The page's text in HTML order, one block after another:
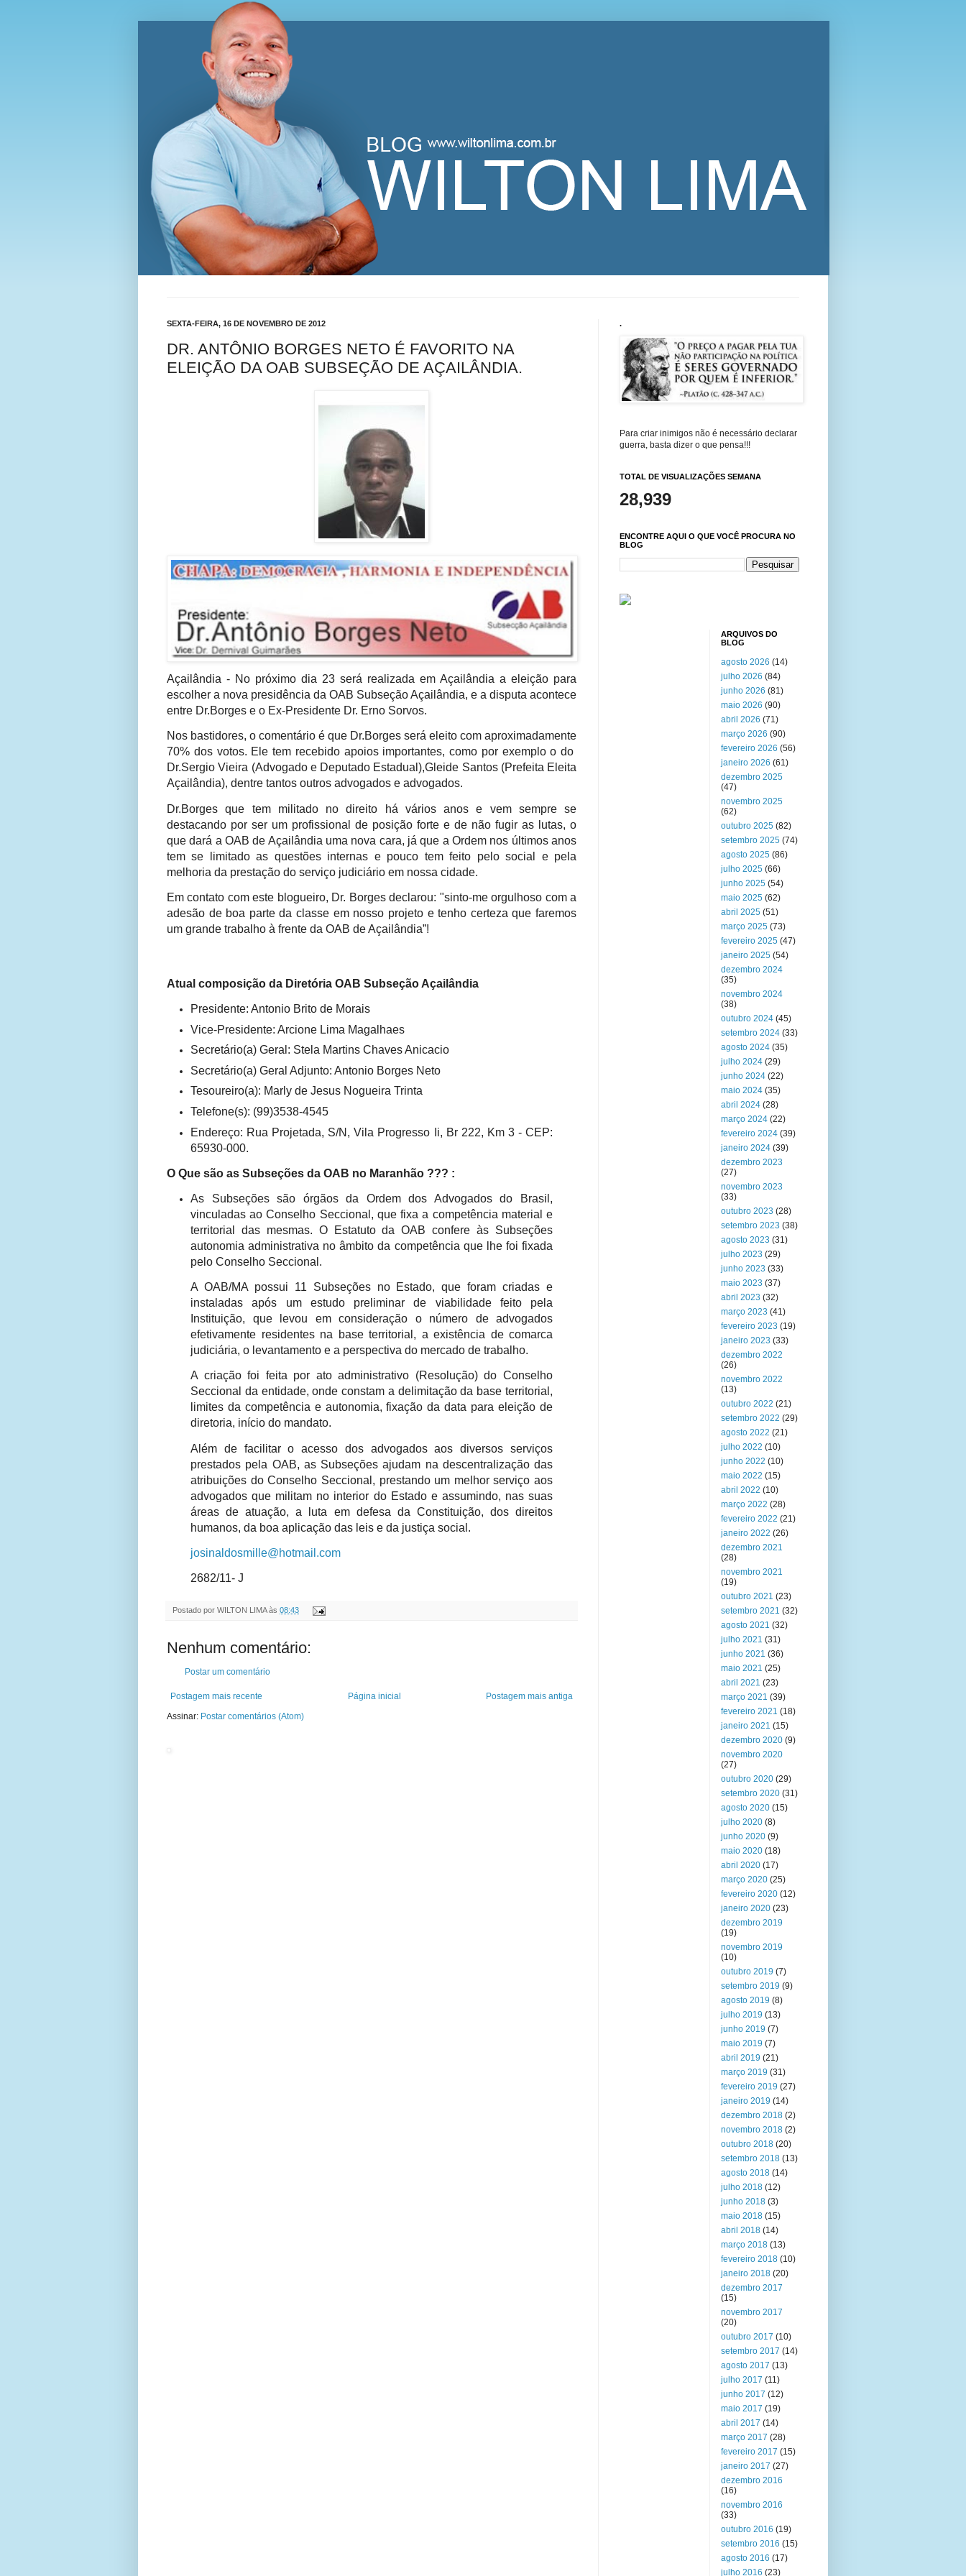
Blog Wilton Lima
SEXTA-FEIRA, 16 DE NOVEMBRO DE 2012
DR. ANTÔNIO BORGES NETO É FAVORITO NA
ELEIÇÃO DA OAB SUBSEÇÃO DE AÇAILÂNDIA.
Açailândia - No próximo dia 23 será realizada em Açailândia a eleição para
escolher a nova presidência da OAB Subseção Açailândia, e a disputa acontece
entre Dr.Borges e o Ex-Presidente Dr. Erno Sorvos.
Nos bastidores, o comentário é que Dr.Borges será eleito com aproximadamente
70% dos votos. Ele tem recebido apoios importantes, como por exemplo o do
Dr.Sergio Vieira (Advogado e Deputado Estadual),Gleide Santos (Prefeita Eleita
Açailândia), dentre tantos outros advogados e advogados.
Dr.Borges que tem militado no direito há vários anos e vem sempre se
destacando por ser um profissional de posição forte e de não fugir as lutas, o
que dará a OAB de Açailândia uma nova cara, já que a Ordem nos últimos anos
tem se limitado as questões internas e pouco tem feito pelo social e pela
melhoria da prestação do serviço judiciário em nossa cidade.
Em contato com este blogueiro, Dr. Borges declarou: "sinto-me orgulhoso com a
adesão de boa parte da classe em nosso projeto e tenho certeza que faremos
um grande trabalho à frente da OAB de Açailândia”!
Atual composição da Diretória OAB Subseção Açailândia
Presidente: Antonio Brito de Morais
Vice-Presidente: Arcione Lima Magalhaes
Secretário(a) Geral: Stela Martins Chaves Anicacio
Secretário(a) Geral Adjunto: Antonio Borges Neto
Tesoureiro(a): Marly de Jesus Nogueira Trinta
Telefone(s): (99)3538-4545
Endereço: Rua Projetada, S/N, Vila Progresso Ii, Br 222, Km 3 - CEP:
65930-000.
O Que são as Subseções da OAB no Maranhão ??? :
As Subseções são órgãos da Ordem dos Advogados do Brasil,
vinculadas ao Conselho Seccional, que fixa a competência material e
territorial das mesmas. O Estatuto da OAB confere às Subseções
autonomia administrativa no âmbito da competência que lhe foi fixada
pelo Conselho Seccional.
A OAB/MA possui 11 Subseções no Estado, que foram criadas e
instaladas após um estudo preliminar de viabilidade feito pela
Instituição, que levou em consideração o número de advogados
efetivamente residentes na base territorial, a existência de comarca
judiciária, o levantamento e a perspectiva do mercado de trabalho.
A criação foi feita por ato administrativo (Resolução) do Conselho
Seccional da entidade, onde constam a delimitação da base territorial,
limites da competência e autonomia, fixação da data para eleição de
diretoria, início do mandato.
Além de facilitar o acesso dos advogados aos diversos serviços
prestados pela OAB, as Subseções ajudam na descentralização das
atribuições do Conselho Seccional, prestando um melhor serviço aos
advogados que militam no interior do Estado e assumindo, nas suas
áreas de atuação, a luta em defesa da Constituição, dos direitos
humanos, da boa aplicação das leis e da justiça social.
josinaldosmille@hotmail.com
2682/11- J
Postado por WILTON LIMA às 08:43
Nenhum comentário:
Postar um comentário
Postagem mais recente Postagem mais antiga
Página inicial
Assinar: Postar comentários (Atom)
.
Para criar inimigos não é necessário declarar
guerra, basta dizer o que pensa!!!
TOTAL DE VISUALIZAÇÕES SEMANA
28,939
ENCONTRE AQUI O QUE VOCÊ PROCURA NO
BLOG
ARQUIVOS DO
BLOG
agosto 2026 (14)
julho 2026 (84)
junho 2026 (81)
maio 2026 (90)
abril 2026 (71)
março 2026 (90)
fevereiro 2026 (56)
janeiro 2026 (61)
dezembro 2025
(47)
novembro 2025
(62)
outubro 2025 (82)
setembro 2025 (74)
agosto 2025 (86)
julho 2025 (66)
junho 2025 (54)
maio 2025 (62)
abril 2025 (51)
março 2025 (73)
fevereiro 2025 (47)
janeiro 2025 (54)
dezembro 2024
(35)
novembro 2024
(38)
outubro 2024 (45)
setembro 2024 (33)
agosto 2024 (35)
julho 2024 (29)
junho 2024 (22)
maio 2024 (35)
abril 2024 (28)
março 2024 (22)
fevereiro 2024 (39)
janeiro 2024 (39)
dezembro 2023
(27)
novembro 2023
(33)
outubro 2023 (28)
setembro 2023 (38)
agosto 2023 (31)
julho 2023 (29)
junho 2023 (33)
maio 2023 (37)
abril 2023 (32)
março 2023 (41)
fevereiro 2023 (19)
janeiro 2023 (33)
dezembro 2022
(26)
novembro 2022
(13)
outubro 2022 (21)
setembro 2022 (29)
agosto 2022 (21)
julho 2022 (10)
junho 2022 (10)
maio 2022 (15)
abril 2022 (10)
março 2022 (28)
fevereiro 2022 (21)
janeiro 2022 (26)
dezembro 2021
(28)
novembro 2021
(19)
outubro 2021 (23)
setembro 2021 (32)
agosto 2021 (32)
julho 2021 (31)
junho 2021 (36)
maio 2021 (25)
abril 2021 (23)
março 2021 (39)
fevereiro 2021 (18)
janeiro 2021 (15)
dezembro 2020 (9)
novembro 2020
(27)
outubro 2020 (29)
setembro 2020 (31)
agosto 2020 (15)
julho 2020 (8)
junho 2020 (9)
maio 2020 (18)
abril 2020 (17)
março 2020 (25)
fevereiro 2020 (12)
janeiro 2020 (23)
dezembro 2019
(19)
novembro 2019
(10)
outubro 2019 (7)
setembro 2019 (9)
agosto 2019 (8)
julho 2019 (13)
junho 2019 (7)
maio 2019 (7)
abril 2019 (21)
março 2019 (31)
fevereiro 2019 (27)
janeiro 2019 (14)
dezembro 2018 (2)
novembro 2018 (2)
outubro 2018 (20)
setembro 2018 (13)
agosto 2018 (14)
julho 2018 (12)
junho 2018 (3)
maio 2018 (15)
abril 2018 (14)
março 2018 (13)
fevereiro 2018 (10)
janeiro 2018 (20)
dezembro 2017
(15)
novembro 2017
(20)
outubro 2017 (10)
setembro 2017 (14)
agosto 2017 (13)
julho 2017 (11)
junho 2017 (12)
maio 2017 (19)
abril 2017 (14)
março 2017 (28)
fevereiro 2017 (15)
janeiro 2017 (27)
dezembro 2016
(16)
novembro 2016
(33)
outubro 2016 (19)
setembro 2016 (15)
agosto 2016 (17)
julho 2016 (23)